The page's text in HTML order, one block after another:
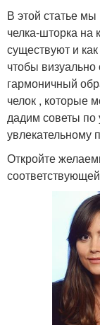
В этой статье
челка-шторка на
существуют и
чтобы визуально
гармоничный
челок , которые
дадим советы по
увлекательному
Откройте